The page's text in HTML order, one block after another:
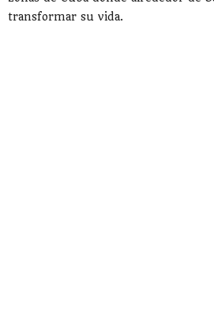
transformar su vida.